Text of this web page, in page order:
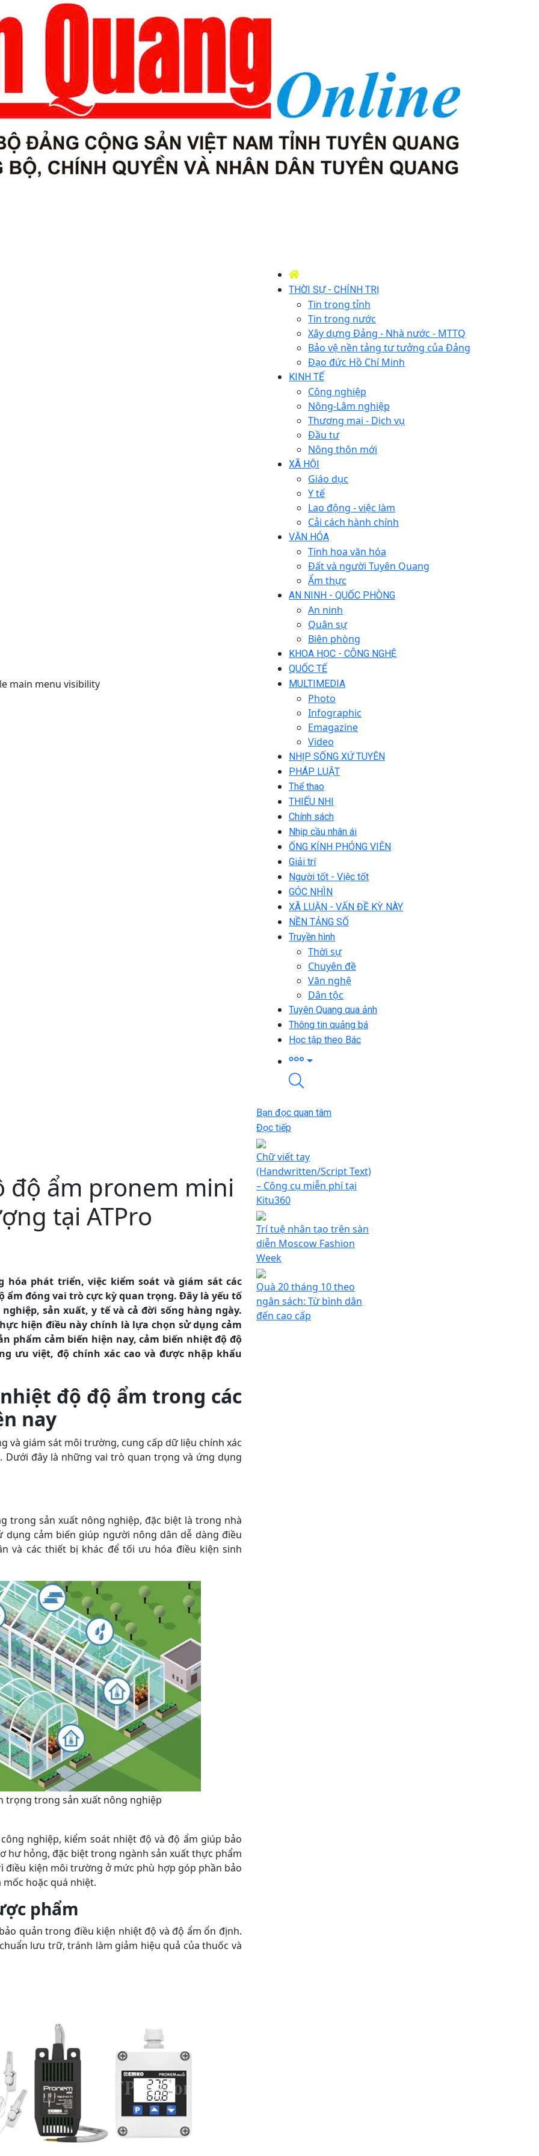
main menu visibility
THỜI SỰ - CHÍNH TRỊ
Tin trong tỉnh
Tin trong nước
Xây dựng Đảng - Nhà nước - MTTQ
Bảo vệ nền tảng tư tưởng của Đảng
Đạo đức Hồ Chí Minh
KINH TẾ
Công nghiệp
Nông-Lâm nghiệp
Thương mại - Dịch vụ
Đầu tư
Nông thôn mới
XÃ HỘI
Giáo dục
Y tế
Lao động - việc làm
Cải cách hành chính
VĂN HÓA
Tinh hoa văn hóa
Đất và người Tuyên Quang
Ẩm thực
AN NINH - QUỐC PHÒNG
An ninh
Quân sự
Biên phòng
KHOA HỌC - CÔNG NGHỆ
QUỐC TẾ
MULTIMEDIA
Photo
Infographic
Emagazine
Video
NHỊP SỐNG XỨ TUYÊN
PHÁP LUẬT
Thể thao
THIẾU NHI
Chính sách
Nhịp cầu nhân ái
ỐNG KÍNH PHÓNG VIÊN
Giải trí
Người tốt - Việc tốt
GÓC NHÌN
XÃ LUẬN - VẤN ĐỀ KỲ NÀY
NỀN TẢNG SỐ
Truyền hình
Thời sự
Chuyên đề
Văn nghệ
Dân tộc
Tuyên Quang qua ảnh
Thông tin quảng bá
Học tập theo Bác
độ ẩm pronem mini
tại ATPro
hóa phát triển, việc kiểm soát và giám sát các
đóng vai trò cực kỳ quan trọng. Đây là yếu tố
sản xuất, y tế và cả đời sống hàng ngày.
hiện điều này chính là lựa chọn sử dụng cảm
phẩm cảm biến hiện nay, cảm biến nhiệt độ độ
ưu việt, độ chính xác cao và được nhập khẩu
độ độ ẩm trong các
nay
và giám sát môi trường, cung cấp dữ liệu chính xác
đây là những vai trò quan trọng và ứng dụng
trong sản xuất nông nghiệp, đặc biệt là trong nhà
cảm biến giúp người nông dân dễ dàng điều
và các thiết bị khác để tối ưu hóa điều kiện sinh
trọng trong sản xuất nông nghiệp
nghiệp, kiểm soát nhiệt độ và độ ẩm giúp bảo
hư hỏng, đặc biệt trong ngành sản xuất thực phẩm
điều kiện môi trường ở mức phù hợp góp phần bảo
hoặc quá nhiệt.
phẩm
quản trong điều kiện nhiệt độ và độ ẩm ổn định.
lưu trữ, tránh làm giảm hiệu quả của thuốc và
Bạn đọc quan tâm
Đọc tiếp
Chữ viết tay
(Handwritten/Script Text)
– Công cụ miễn phí tại
Kitu360
Trí tuệ nhân tạo trên sàn
diễn Moscow Fashion
Week
Quà 20 tháng 10 theo
ngân sách: Từ bình dân
đến cao cấp